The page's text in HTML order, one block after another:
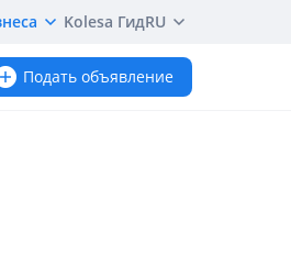
Kolesa ГидRU
Подать объявление